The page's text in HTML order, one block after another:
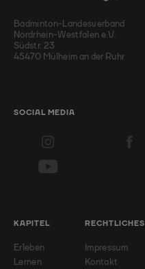
Badminton-Landesverband
Nordrhein-Westfalen e.V.
Südstr. 23
45470 Mülheim an der Ruhr
SOCIAL MEDIA
KAPITEL
Erleben
Lernen
RECHTLICHES
Impressum
Kontakt